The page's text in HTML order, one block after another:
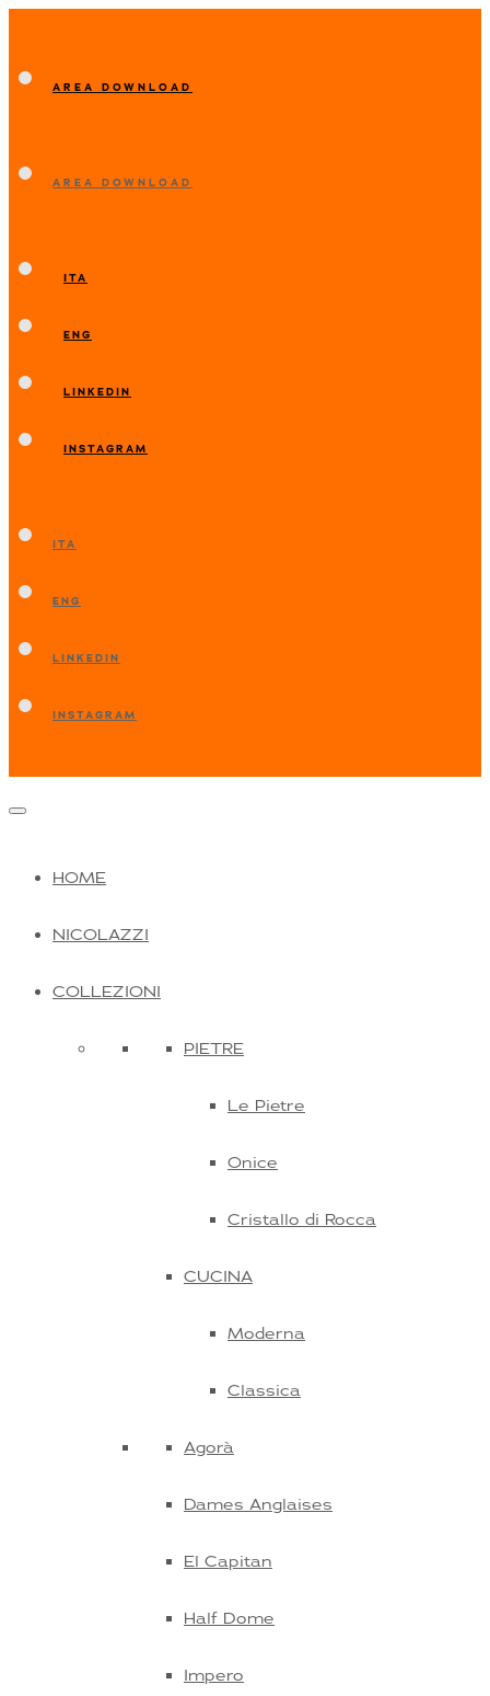
AREA DOWNLOAD
AREA DOWNLOAD
ITA
ENG
LINKEDIN
INSTAGRAM
ITA
ENG
LINKEDIN
INSTAGRAM
HOME
NICOLAZZI
COLLEZIONI
PIETRE
Le Pietre
Onice
Cristallo di Rocca
CUCINA
Moderna
Classica
Agorà
Dames Anglaises
El Capitan
Half Dome
Impero